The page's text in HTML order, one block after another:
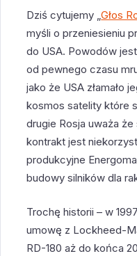
Dziś cytujemy „Głos
myśli o przeniesieniu
do USA. Powodów
od pewnego czasu
jako że USA złamało
kosmos satelity które
drugie Rosja uważa
kontrakt jest
produkcyjne
budowy silników dla
Trochę historii – w
umowę z Lockheed-
RD-180 aż do końca